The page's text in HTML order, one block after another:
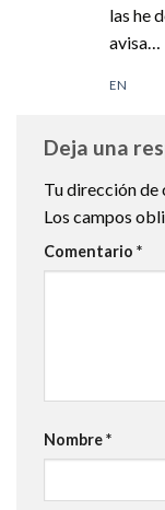
las he
avisa…
EN
Deja una
Tu dirección
Los campos
Comentario *
Nombre*